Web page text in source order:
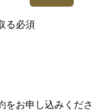
る必須
をお申し込みくださ